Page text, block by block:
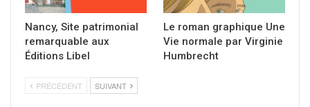
Nancy, Site patrimonial
remarquable aux
Éditions Libel
Le roman graphique Une
Vie normale par Virginie
Humbrecht
PRÉCÉDENT SUIVANT